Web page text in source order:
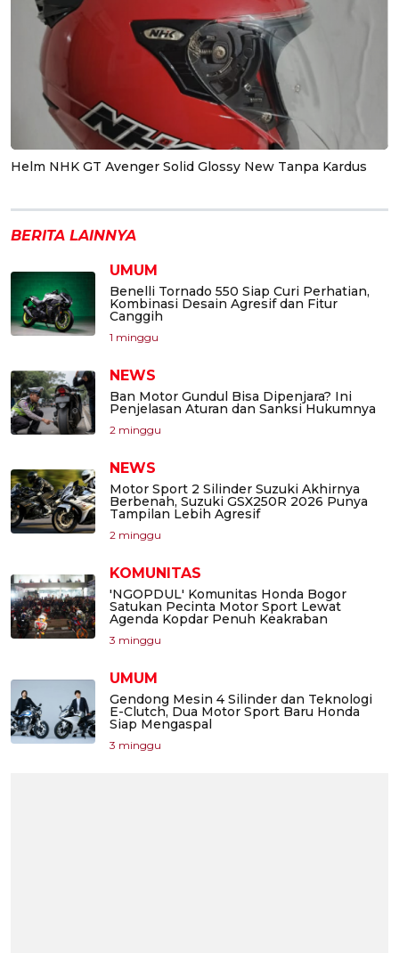
Helm NHK GT Avenger Solid Glossy New Tanpa Kardus
BERITA LAINNYA
UMUM
Benelli Tornado 550 Siap Curi Perhatian,
Kombinasi Desain Agresif dan Fitur
Canggih
1 minggu
NEWS
Ban Motor Gundul Bisa Dipenjara? Ini
Penjelasan Aturan dan Sanksi Hukumnya
2 minggu
NEWS
Motor Sport 2 Silinder Suzuki Akhirnya
Berbenah, Suzuki GSX250R 2026 Punya
Tampilan Lebih Agresif
2 minggu
KOMUNITAS
'NGOPDUL' Komunitas Honda Bogor
Satukan Pecinta Motor Sport Lewat
Agenda Kopdar Penuh Keakraban
3 minggu
UMUM
Gendong Mesin 4 Silinder dan Teknologi
E-Clutch, Dua Motor Sport Baru Honda
Siap Mengaspal
3 minggu